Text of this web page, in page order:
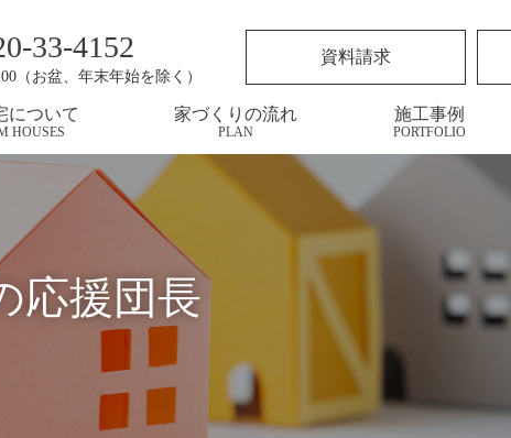
33-4152
（お盆、年末年始を除く）
資料請求
について
HOUSES
家づくりの流れ
PLAN
施工事例
PORTFOLIO
応援団長